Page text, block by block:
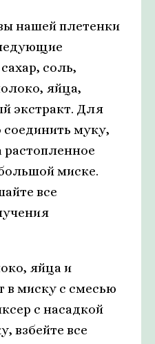
нашей плетенки
соль,
яйца,
экстракт. Для
муку,
растопленное
миске.
все
яйца и
в миску с смесью
с насадкой
взбейте все